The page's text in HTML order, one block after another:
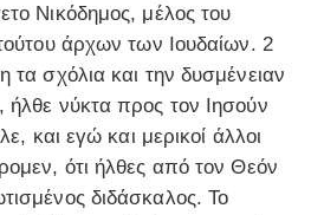
Νικόδημος, μέλος του
άρχων των Ιουδαίων. 2
σχόλια και την δυσμένειαν
νύκτα προς τον Ιησούν
και εγώ και μερικοί άλλοι
ότι ήλθες από τον Θεόν
διδάσκαλος. Το